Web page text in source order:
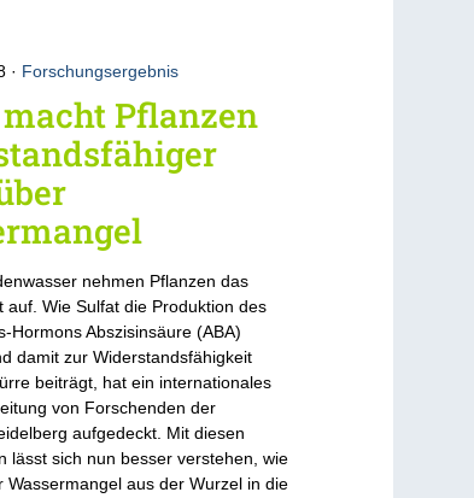
Forschungsergebnis
Pflanzen
nehmen Pflanzen das
auf. Wie Sulfat die Produktion des
Hormons Abszisinsäure (ABA)
damit zur Widerstandsfähigkeit
beiträgt, hat ein internationales
von Forschenden der
aufgedeckt. Mit diesen
lässt sich nun besser verstehen, wie
Wassermangel aus der Wurzel in die